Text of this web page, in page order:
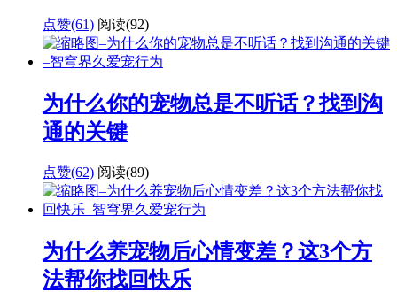
点赞(61) 阅读(92)
为什么你的宠物总是不听话？找到沟
通的关键
点赞(62) 阅读(89)
为什么养宠物后心情变差？这3个方
法帮你找回快乐